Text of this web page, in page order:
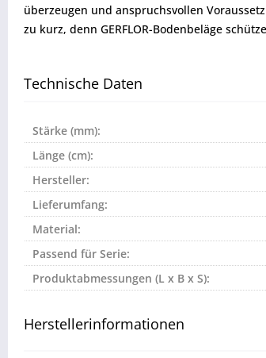
überzeugen und anspruchsvollen
zu kurz, denn GERFLOR-Bodenbeläge
Technische Daten
Stärke (mm):
Länge (cm):
Hersteller:
Lieferumfang:
Material:
Passend für Serie:
Produktabmessungen (L x B x S):
Herstellerinformationen